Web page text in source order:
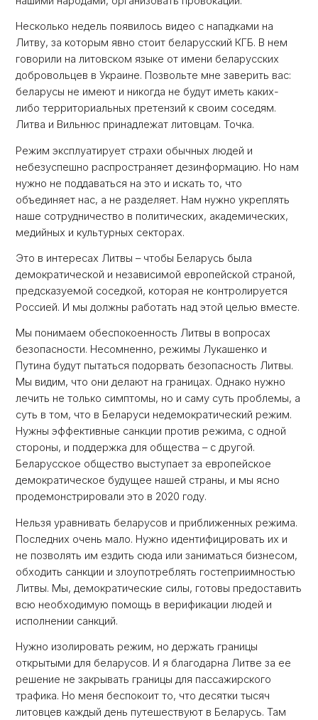
Несколько недель появилось видео с нападками на
Литву, за которым явно стоит беларусский КГБ. В нем
говорили на литовском языке от имени беларусских
добровольцев в Украине. Позвольте мне заверить вас:
беларусы не имеют и никогда не будут иметь каких-
либо территориальных претензий к своим соседям.
Литва и Вильнюс принадлежат литовцам. Точка.
Режим эксплуатирует страхи обычных людей и
небезуспешно распространяет дезинформацию. Но нам
нужно не поддаваться на это и искать то, что
объединяет нас, а не разделяет. Нам нужно укреплять
наше сотрудничество в политических, академических,
медийных и культурных секторах.
Это в интересах Литвы – чтобы Беларусь была
демократической и независимой европейской страной,
предсказуемой соседкой, которая не контролируется
Россией. И мы должны работать над этой целью вместе.
Мы понимаем обеспокоенность Литвы в вопросах
безопасности. Несомненно, режимы Лукашенко и
Путина будут пытаться подорвать безопасность Литвы.
Мы видим, что они делают на границах. Однако нужно
лечить не только симптомы, но и саму суть проблемы, а
суть в том, что в Беларуси недемократический режим.
Нужны эффективные санкции против режима, с одной
стороны, и поддержка для общества – с другой.
Беларусское общество выступает за европейское
демократическое будущее нашей страны, и мы ясно
продемонстрировали это в 2020 году.
Нельзя уравнивать беларусов и приближенных режима.
Последних очень мало. Нужно идентифицировать их и
не позволять им ездить сюда или заниматься бизнесом,
обходить санкции и злоупотреблять гостеприимностью
Литвы. Мы, демократические силы, готовы предоставить
всю необходимую помощь в верификации людей и
исполнении санкций.
Нужно изолировать режим, но держать границы
открытыми для беларусов. И я благодарна Литве за ее
решение не закрывать границы для пассажирского
трафика. Но меня беспокоит то, что десятки тысяч
литовцев каждый день путешествуют в Беларусь. Там